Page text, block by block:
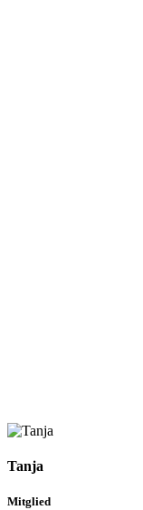
Tanja
Mitglied